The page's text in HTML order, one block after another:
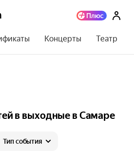
Концерты Театр
в выходные в Самаре
Тип события